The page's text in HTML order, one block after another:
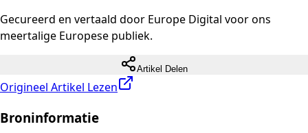
Gecureerd en vertaald door Europe Digital voor ons
meertalige Europese publiek.
Artikel Delen
Origineel Artikel Lezen
Broninformatie